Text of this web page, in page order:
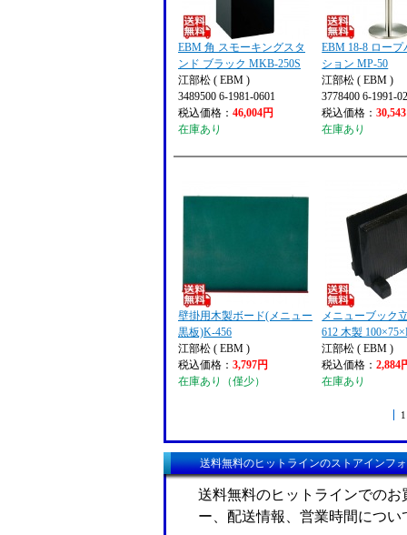
EBM 角 スモーキングスタ
ンド ブラック MKB-250S
江部松 ( EBM )
3489500 6-1981-0601
税込価格： 46,004円
在庫あり
EBM 18-8 ロー
ション MP-50
江部松 ( EBM )
3778400 6-1991-
税込価格：
在庫あり
壁掛用木製ボード(メニュー
黒板)K-456
江部松 ( EBM )
税込価格： 3,797円
在庫あり（僅少）
メニューブック
612 木製
江部松 ( EBM )
税込価格：2,884
在庫あり
1
送料無料のヒットラインのストアインフ
送料無料のヒットラインでの
ー、配送情報、営業時間につ